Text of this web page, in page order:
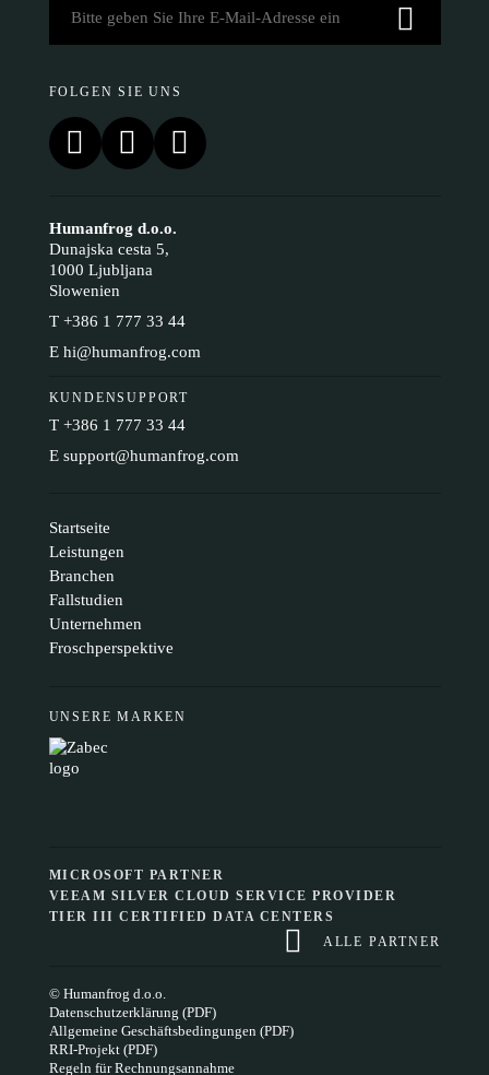
FOLGEN SIE UNS
Humanfrog d.o.o.
Dunajska cesta 5,
1000 Ljubljana
Slowenien
T +386 1 777 33 44
E hi@humanfrog.com
KUNDENSUPPORT
T +386 1 777 33 44
E support@humanfrog.com
Startseite
Leistungen
Branchen
Fallstudien
Unternehmen
Froschperspektive
UNSERE MARKEN
MICROSOFT PARTNER
VEEAM SILVER CLOUD SERVICE PROVIDER
TIER III CERTIFIED DATA CENTERS
ALLE PARTNER
© Humanfrog d.o.o.
Datenschutzerklärung (PDF)
Allgemeine Geschäftsbedingungen (PDF)
RRI-Projekt (PDF)
Regeln für Rechnungsannahme